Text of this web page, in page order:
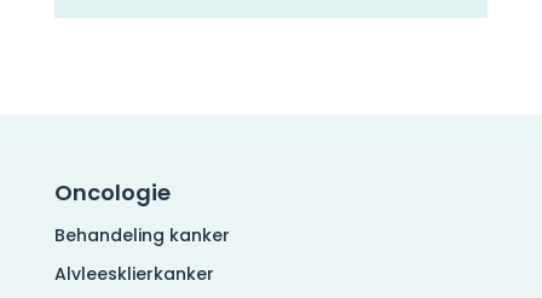
Oncologie
Behandeling kanker
Alvleesklierkanker